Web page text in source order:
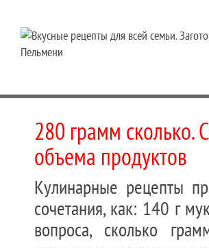
280 грамм сколько.
объема продуктов
Кулинарные рецепты
сочетания, как: 140 г
вопроса, сколько